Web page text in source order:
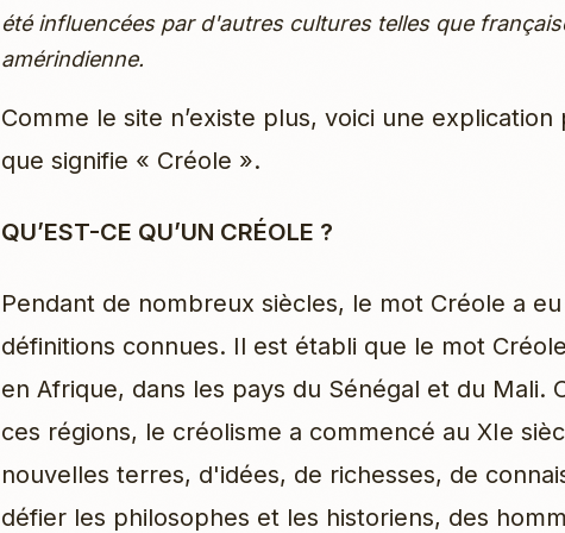
été influencées par d'autres cultures telles que
amérindienne.
Comme le site n’existe plus, voici une
que signifie « Créole ».
QU’EST-CE QU’UN CRÉOLE ?
Pendant de nombreux siècles, le mot Créole a
définitions connues. Il est établi que le mot
en Afrique, dans les pays du Sénégal et du Mali.
ces régions, le créolisme a commencé au XIe
nouvelles terres, d'idées, de richesses, de
défier les philosophes et les historiens, des